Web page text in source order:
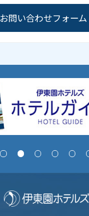
お問い合わせフォーム